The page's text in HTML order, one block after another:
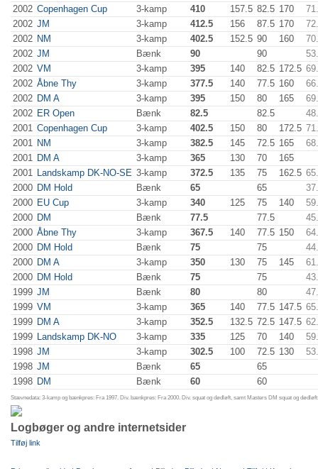
2002 Copenhagen Cup 3-kamp 410 157.5 82.5 170
2002 JM 3-kamp 412.5 156 87.5 170
2002 NM 3-kamp 402.5 152.5 90 160
2002 JM Bænk 90 90
2002 VM 3-kamp 395 140 82.5 172.5
2002 Åbne Thy 3-kamp 377.5 140 77.5 160
2002 DM A 3-kamp 395 150 80 165
2002 ER Open Bænk 82.5 82.5
2001 Copenhagen Cup 3-kamp 402.5 150 80 172.5
2001 NM 3-kamp 382.5 145 72.5 165
2001 DM A 3-kamp 365 130 70
165
2001 Landskamp DK-NO-SE 3-kamp 372.5 135 75 162.5
2000 DM Hold Bænk 65 65
2000 EU Cup 3-kamp 340 125 75 140
2000 DM Bænk 77.5 77.5
2000 Åbne Thy 3-kamp 367.5 140 77.5 150
2000 DM Hold Bænk 75 75
2000 DM A 3-kamp 350 130 75 145
2000 DM Hold Bænk 75 75
1999 JM Bænk 80 80
1999 VM 3-kamp 365 140 77.5 147.5
1999 DM A 3-kamp 352.5 132.5 72.5 147.5
1999 Landskamp DK-NO 3-kamp 335 125 70 140
1998 JM 3-kamp 302.5 100 72.5 130
1998 JM Bænk 65
65
1998 DM Bænk 60 60
Stævnedata: 3-kamp og bænkpres: Fra 1997. Div. bænkpres: Fra 2000. Div. squat og dødløft, samt Masters DM squat og
Logbøger og andre internetsider
Tilføj link